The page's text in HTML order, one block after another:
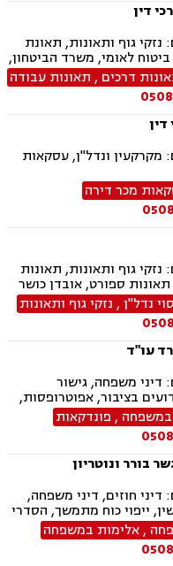
דין
גוף ותאונות, תאונת
לאומי, משרד הביטחון,
וצוואות, ייפוי כוח
תאונות תלמידים.
דרכים , תאונות עבודה
דין
ונדל"ן, עסקאות
מכר דירה
גוף ותאונות, תאונות
ספורט, אובדן כושר
תביעות ביטוח ונזקי
רפואית, מקרקעין
זר, דיני חוזים, דיני
וצוואות, מיסוי נדל"ן.
נדל"ן, נזקי גוף ותאונות
עו"ד
משפחה, גישור
בציבור, אפוטרופסות,
גירושין, הורות חד מינית,
תיאום הורי, חטיפת ילדים,
במתנה, ייפוי כוח
במשפחה , פונדקאות
בורר ונוטריון
חוזים, דיני משפחה,
ייפוי כוח מתמשך, הסדרי
הסכמי ממון, גישור
עבודה, זכויות נשים
,אלימות במשפחה